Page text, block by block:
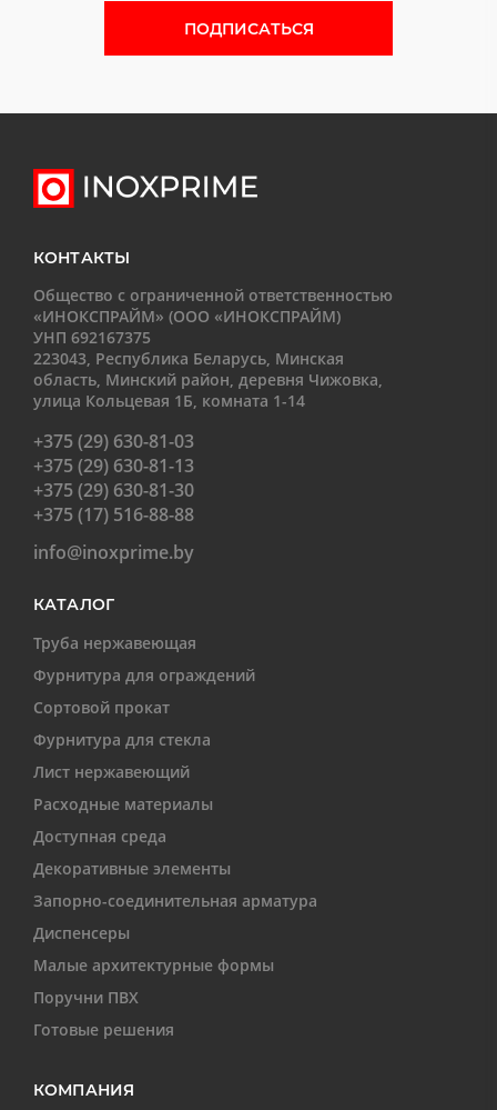
КОНТАКТЫ
Общество с ограниченной ответственностью
«ИНОКСПРАЙМ» (ООО «ИНОКСПРАЙМ)
УНП 692167375
223043, Республика Беларусь, Минская
область, Минский район, деревня Чижовка,
улица Кольцевая 1Б, комната 1-14
+375 (29) 630-81-03
+375 (29) 630-81-13
+375 (29) 630-81-30
+375 (17) 516-88-88
info@inoxprime.by
КАТАЛОГ
Труба нержавеющая
Фурнитура для ограждений
Сортовой прокат
Фурнитура для стекла
Лист нержавеющий
Расходные материалы
Доступная среда
Декоративные элементы
Запорно-соединительная арматура
Диспенсеры
Малые архитектурные формы
Поручни ПВХ
Готовые решения
КОМПАНИЯ